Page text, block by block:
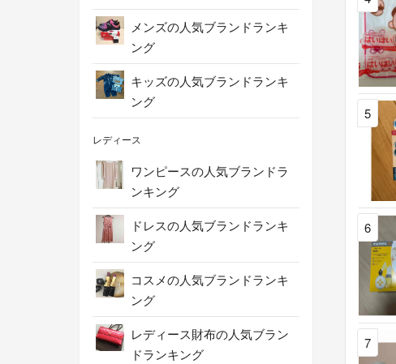
5
6
7
メンズの人気ブランドランキ
ング
キッズの人気ブランドランキ
ング
レディース
ワンピースの人気ブランドラ
ンキング
ドレスの人気ブランドランキ
ング
コスメの人気ブランドランキ
ング
レディース財布の人気ブラン
ドランキング